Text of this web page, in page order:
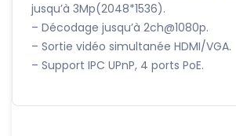
jusqu’à 3Mp(2048*1536).
– Décodage jusqu’à 2ch@1080p.
– Sortie vidéo simultanée HDMI/VGA.
– Support IPC UPnP, 4 ports PoE.